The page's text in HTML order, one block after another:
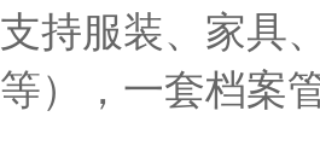
支持服装、家具
等），一套档案